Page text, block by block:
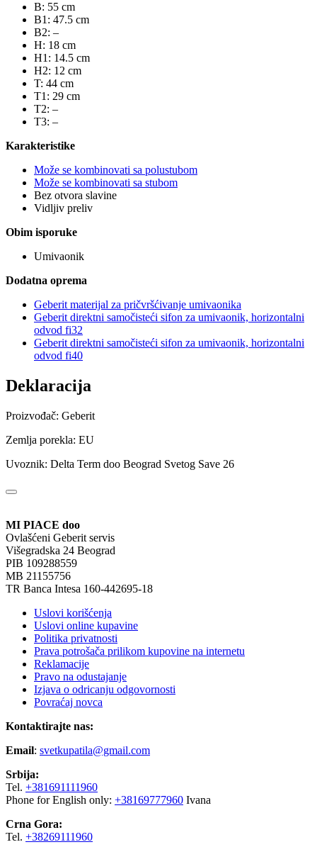
B: 55 cm
B1: 47.5 cm
B2: –
H: 18 cm
H1: 14.5 cm
H2: 12 cm
T: 44 cm
T1: 29 cm
T2: –
T3: –
Karakteristike
Može se kombinovati sa polustubom
Može se kombinovati sa stubom
Bez otvora slavine
Vidljiv preliv
Obim isporuke
Umivaonik
Dodatna oprema
Geberit materijal za pričvršćivanje umivaonika
Geberit direktni samočisteći sifon za umivaonik, horizontalni
odvod fi32
Geberit direktni samočisteći sifon za umivaonik, horizontalni
odvod fi40
Deklaracija
Proizvođač: Geberit
Zemlja porekla: EU
Uvoznik: Delta Term doo Beograd Svetog Save 26
MI PIACE doo
Ovlašćeni Geberit servis
Višegradska 24 Beograd
PIB 109288559
MB 21155756
TR Banca Intesa 160-442695-18
Uslovi korišćenja
Uslovi online kupavine
Politika privatnosti
Prava potrošača prilikom kupovine na internetu
Reklamacije
Pravo na odustajanje
Izjava o odricanju odgovornosti
Povraćaj novca
Kontaktirajte nas:
Email: svetkupatila@gmail.com
Srbija:
Tel. +381691111960
Phone for English only: +38169777960 Ivana
Crna Gora:
Tel. +38269111960